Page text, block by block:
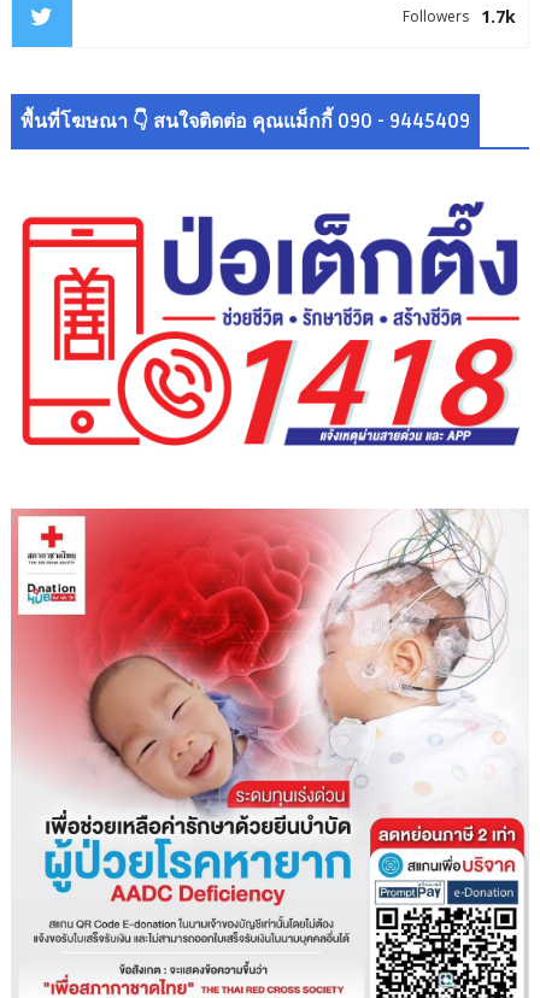
1.7k
Followers
พื้นที่โฆษณา 👇 สนใจติดต่อ คุณแม็กกี้ 090 - 9445409